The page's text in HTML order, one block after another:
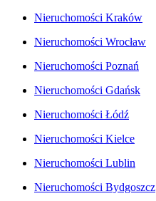
Nieruchomości Kraków
Nieruchomości Wrocław
Nieruchomości Poznań
Nieruchomości Gdańsk
Nieruchomości Łódź
Nieruchomości Kielce
Nieruchomości Lublin
Nieruchomości Bydgoszcz